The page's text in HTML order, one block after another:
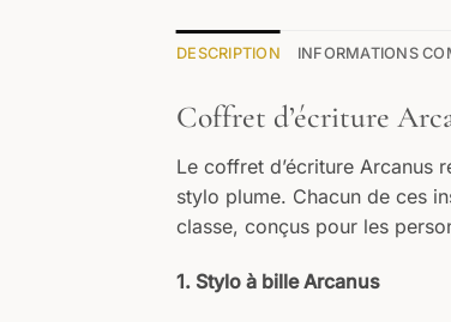
DESCRIPTION INFORMATIONS
Coffret d’écriture
Le coffret d’écriture Arcanus
stylo plume. Chacun de ces
classe, conçus pour les
1. Stylo à bille Arcanus